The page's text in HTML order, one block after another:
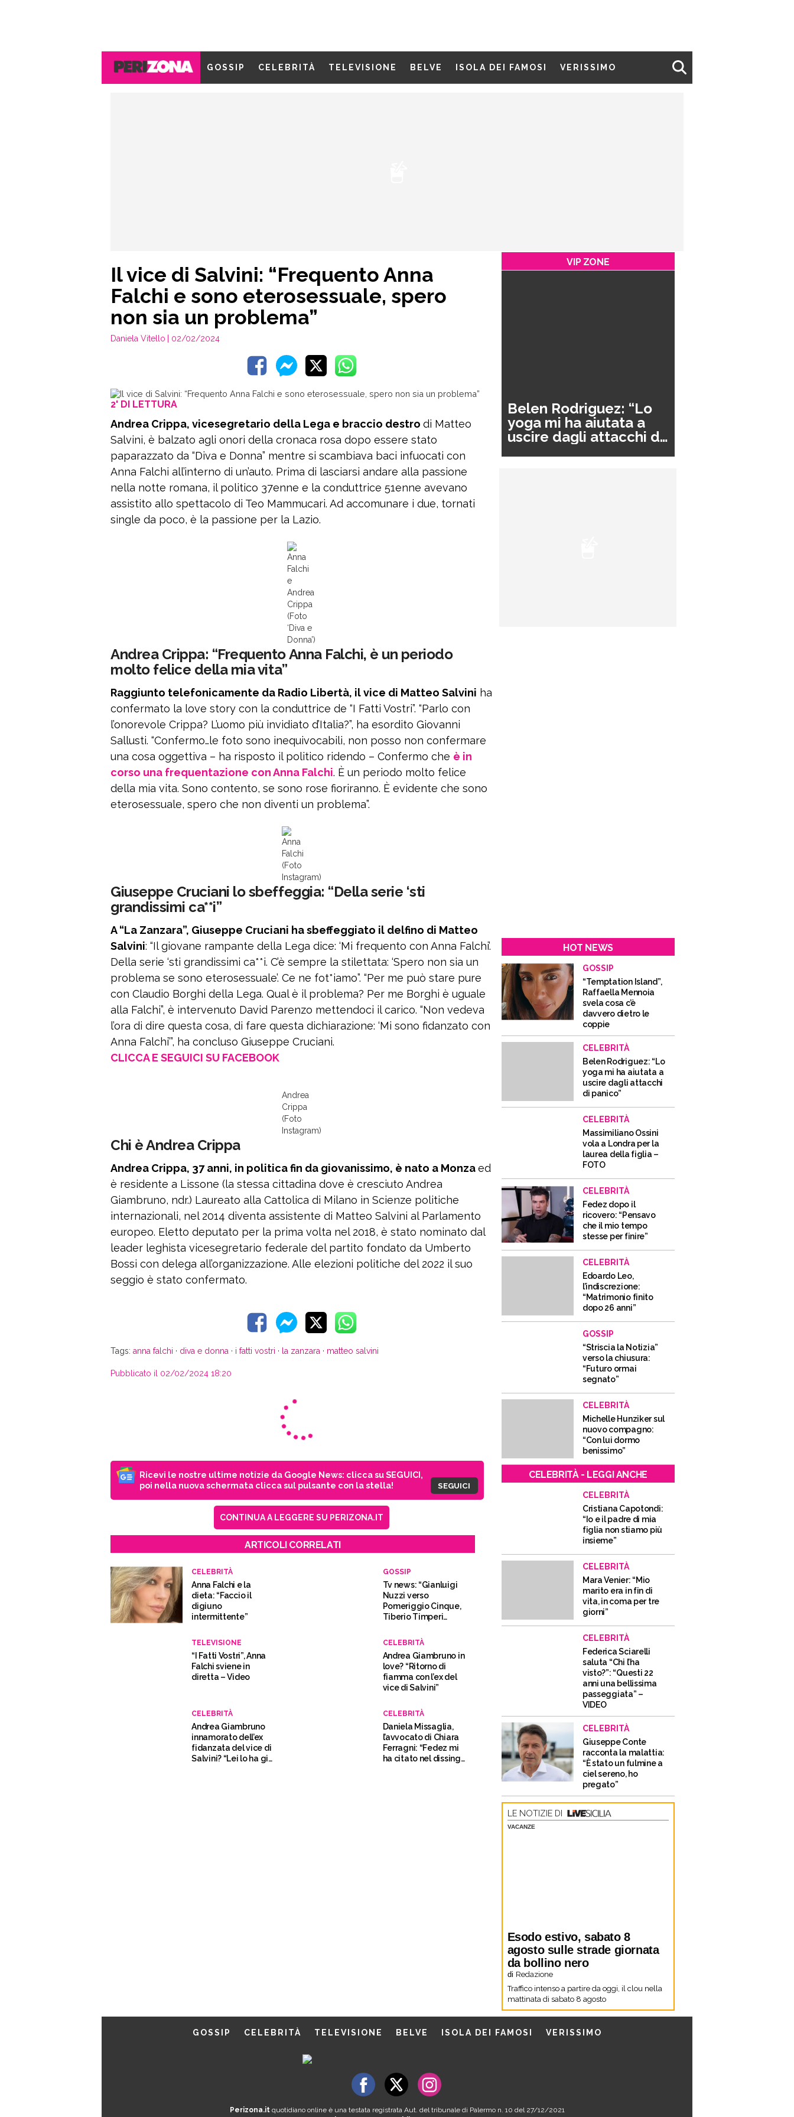
GOSSIP CELEBRITÀ TELEVISIONE BELVE ISOLA DEI FAMOSI VERISSIMO
Il vice di Salvini: “Frequento Anna
Falchi e sono eterosessuale, spero
non sia un problema”
Daniela Vitello | 02/02/2024
2' DI LETTURA
Andrea Crippa, vicesegretario della Lega e braccio destro di Matteo
Salvini, è balzato agli onori della cronaca rosa dopo essere stato
paparazzato da “Diva e Donna” mentre si scambiava baci infuocati con
Anna Falchi all’interno di un’auto. Prima di lasciarsi andare alla passione
nella notte romana, il politico 37enne e la conduttrice 51enne avevano
assistito allo spettacolo di Teo Mammucari. Ad accomunare i due, tornati
single da poco, è la passione per la Lazio.
Anna
Falchi
e
Andrea
Crippa
(Foto
‘Diva e
Donna’)
Andrea Crippa: “Frequento Anna Falchi, è un periodo
molto felice della mia vita”
Raggiunto telefonicamente da Radio Libertà, il vice di Matteo Salvini ha
confermato la love story con la conduttrice de “I Fatti Vostri”. “Parlo con
l’onorevole Crippa? L’uomo più invidiato d’Italia?”, ha esordito Giovanni
Sallusti. “Confermo…le foto sono inequivocabili, non posso non confermare
una cosa oggettiva – ha risposto il politico ridendo – Confermo che è in
corso una frequentazione con Anna Falchi. È un periodo molto felice
della mia vita. Sono contento, se sono rose fioriranno. È evidente che sono
eterosessuale, spero che non diventi un problema”.
Anna
Falchi
(Foto
Instagram)
Giuseppe Cruciani lo sbeffeggia: “Della serie ‘sti
grandissimi ca**i”
A “La Zanzara”, Giuseppe Cruciani ha sbeffeggiato il delfino di Matteo
Salvini: “Il giovane rampante della Lega dice: ‘Mi frequento con Anna Falchi’.
Della serie ‘sti grandissimi ca**i. C’è sempre la stilettata: ‘Spero non sia un
problema se sono eterosessuale’. Ce ne fot*iamo”. “Per me può stare pure
con Claudio Borghi della Lega. Qual è il problema? Per me Borghi è uguale
alla Falchi”, è intervenuto David Parenzo mettendoci il carico. “Non vedeva
l’ora di dire questa cosa, di fare questa dichiarazione: ‘Mi sono fidanzato con
Anna Falchi’”, ha concluso Giuseppe Cruciani.
CLICCA E SEGUICI SU FACEBOOK
Andrea
Crippa
(Foto
Instagram)
Chi è Andrea Crippa
Andrea Crippa, 37 anni, in politica fin da giovanissimo, è nato a Monzaed
è residente a Lissone (la stessa cittadina dove è cresciuto Andrea
Giambruno, ndr.) Laureato alla Cattolica di Milano in Scienze politiche
internazionali, nel 2014 diventa assistente di Matteo Salvini al Parlamento
europeo. Eletto deputato per la prima volta nel 2018, è stato nominato dal
leader leghista vicesegretario federale del partito fondato da Umberto
Bossi con delega all’organizzazione. Alle elezioni politiche del 2022 il suo
seggio è stato confermato.
Tags: anna falchi · diva e donna · i fatti vostri · la zanzara · matteo salvini
Pubblicato il 02/02/2024 18:20
Ricevi le nostre ultime notizie da Google News: clicca su SEGUICI,
poi nella nuova schermata clicca sul pulsante con la stella!
SEGUICI
CONTINUA A LEGGERE SU PERIZONA.IT
ARTICOLI CORRELATI
CELEBRITÀ
Anna Falchi e la
dieta: “Faccio il
digiuno
intermittente”
GOSSIP
Tv news: “Gianluigi
Nuzzi verso
Pomeriggio Cinque,
Tiberio Timperi
TELEVISIONE
“I Fatti Vostri”, Anna
Falchi sviene in
diretta – Video
CELEBRITÀ
Andrea Giambruno in
love? “Ritorno di
fiamma con l’ex del
vice di Salvini”
CELEBRITÀ
Andrea Giambruno
innamorato dell’ex
fidanzata del vice di
Salvini? “Lei lo ha già
CELEBRITÀ
Daniela Missaglia,
l’avvocato di Chiara
Ferragni: “Fedez mi
ha citato nel dissing:
VIP ZONE
Belen Rodriguez: “Lo
yoga mi ha aiutata a
uscire dagli attacchi di
HOT NEWS
GOSSIP
“Temptation Island”,
Raffaella Mennoia
svela cosa c’è
davvero dietro le
coppie
CELEBRITÀ
Belen Rodriguez: “Lo
yoga mi ha aiutata a
uscire dagli attacchi
di panico”
CELEBRITÀ
Massimiliano Ossini
vola a Londra per la
laurea della figlia –
FOTO
CELEBRITÀ
Fedez dopo il
ricovero: “Pensavo
che il mio tempo
stesse per finire”
CELEBRITÀ
Edoardo Leo,
l’indiscrezione:
“Matrimonio finito
dopo 26 anni”
GOSSIP
“Striscia la Notizia”
verso la chiusura:
“Futuro ormai
segnato”
CELEBRITÀ
Michelle Hunziker sul
nuovo compagno:
“Con lui dormo
benissimo”
CELEBRITÀ - LEGGI ANCHE
CELEBRITÀ
Cristiana Capotondi:
“Io e il padre di mia
figlia non stiamo più
insieme”
CELEBRITÀ
Mara Venier: “Mio
marito era in fin di
vita, in coma per tre
giorni”
CELEBRITÀ
Federica Sciarelli
saluta “Chi l’ha
visto?”: “Questi 22
anni una bellissima
passeggiata” –
VIDEO
CELEBRITÀ
Giuseppe Conte
racconta la malattia:
“È stato un fulmine a
ciel sereno, ho
pregato”
LE NOTIZIE DI
VACANZE
Esodo estivo, sabato 8
agosto sulle strade giornata
da bollino nero
di Redazione
Traffico intenso a partire da oggi, il clou nella
mattinata di sabato 8 agosto
GOSSIP CELEBRITÀ TELEVISIONE BELVE ISOLA DEI FAMOSI VERISSIMO
Perizona.itquotidiano online è una testata registrata Aut. del tribunale di Palermo n. 10 del 27/12/2021